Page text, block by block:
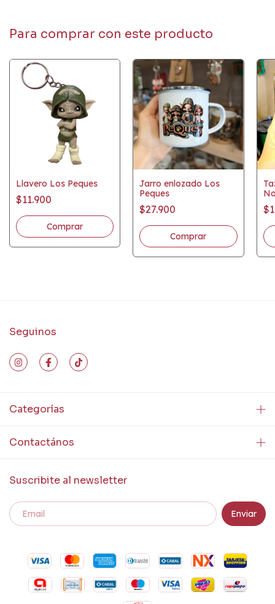
Para comprar con este producto
Llavero Los Peques
$11.900
Comprar
Jarro enlozado Los
Peques
$27.900
Seguinos
Categorías
Contactános
Suscribite al newsletter